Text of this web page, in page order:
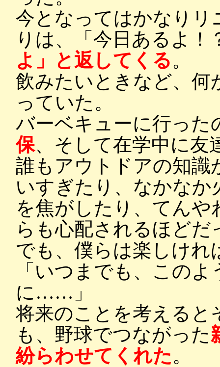
今となってはかなりリ
りは、「今日あるよ！
よ」と返してくる。
飲みたいときなど、何
っていた。
バーベキューに行った
保、そして在学中に友
誰もアウトドアの知識
いすぎたり、なかな
を焦がしたり、てん
らも心配されるほどだ
でも、僕らは楽しけれ
「いつまでも、この
に……」
将来のことを考える
も、野球でつながった
紛らわせてくれた。